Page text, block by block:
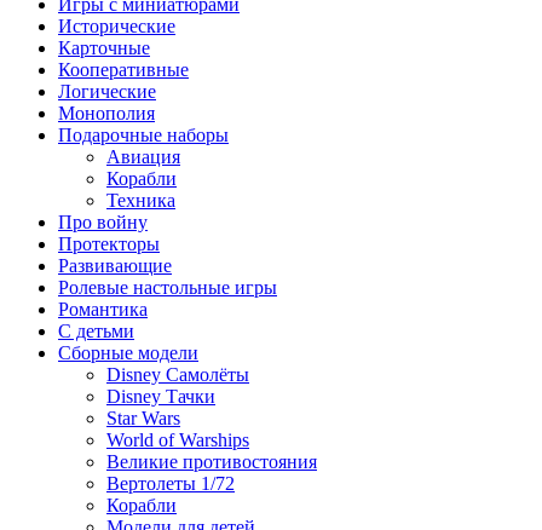
Игры с миниатюрами
Исторические
Карточные
Кооперативные
Логические
Монополия
Подарочные наборы
Авиация
Корабли
Техника
Про войну
Протекторы
Развивающие
Ролевые настольные игры
Романтика
С детьми
Сборные модели
Disney Самолёты
Disney Тачки
Star Wars
World of Warships
Великие противостояния
Вертолеты 1/72
Корабли